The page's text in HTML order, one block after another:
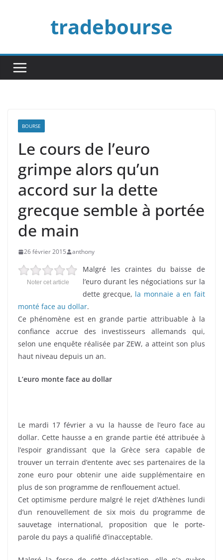
tradebourse
BOURSE
Le cours de l’euro
grimpe alors qu’un
accord sur la dette
grecque semble à portée
de main
26 février 2015 anthony
Noter cet article
Malgré les craintes du baisse de
l’euro durant les négociations sur la
dette grecque, la monnaie a en fait
monté face au dollar.
Ce phénomène est en grande partie attribuable à la
confiance accrue des investisseurs allemands qui,
selon une enquête réalisée par ZEW, a atteint son plus
haut niveau depuis un an.
L’euro monte face au dollar
Le mardi 17 février a vu la hausse de l’euro face au
dollar. Cette hausse a en grande partie été attribuée à
l’espoir grandissant que la Grèce sera capable de
trouver un terrain d’entente avec ses partenaires de la
zone euro pour obtenir une aide supplémentaire en
plus de son programme de renflouement actuel.
Cet optimisme perdure malgré le rejet d’Athènes lundi
d’un renouvellement de six mois du programme de
sauvetage international, proposition que le porte-
parole du pays a qualifié d’inacceptable.